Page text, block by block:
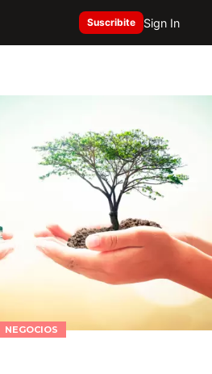
Suscribite Sign In
NEGOCIOS